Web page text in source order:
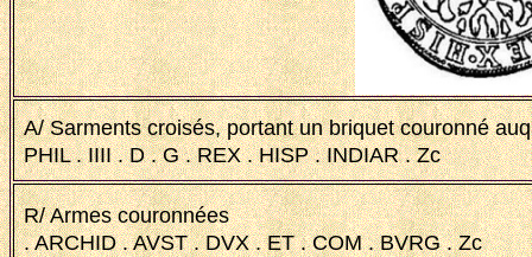
A/ Sarments croisés, portant un briquet couronné
PHIL . IIII . D . G . REX . HISP . INDIAR . Zc
R/ Armes couronnées
. ARCHID . AVST . DVX . ET . COM . BVRG . Zc